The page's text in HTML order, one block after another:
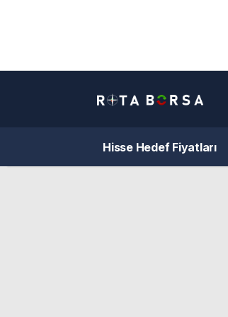
Hisse Hedef Fiyatları